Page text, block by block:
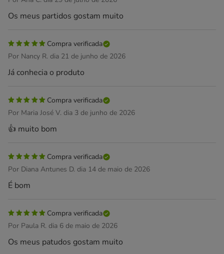
Os meus partidos gostam muito
Compra verificada
Por Nancy R. dia 21 de junho de 2026
Já conhecia o produto
Compra verificada
Por Maria José V. dia 3 de junho de 2026
👍 muito bom
Compra verificada
Por Diana Antunes D. dia 14 de maio de 2026
É bom
Compra verificada
Por Paula R. dia 6 de maio de 2026
Os meus patudos gostam muito